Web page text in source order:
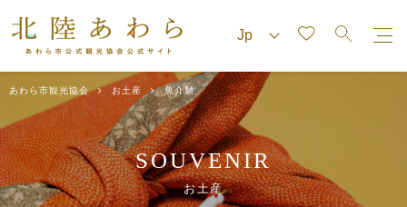
あわら市観光協会 お土産 魚介類
SOUVENIR
お土産